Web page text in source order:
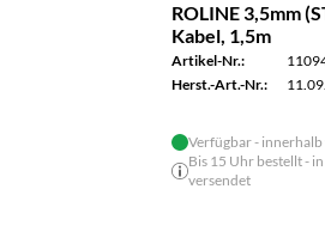
ROLINE 3,5mm
Kabel, 1,5m
Artikel-Nr.:
Herst.-Art.-Nr.:
Verfügbar -
Bis 15 Uhr bestellt -
versendet